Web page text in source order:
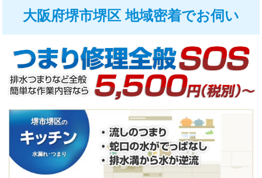
大阪府堺市堺区 地域密着でお伺い
堺市堺区の
水漏れ･つまり